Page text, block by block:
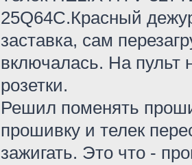
25Q64C.Красный
заставка, сам
включалась. На пульт
розетки.
Решил поменять
прошивку и телек
зажигать. Это что -